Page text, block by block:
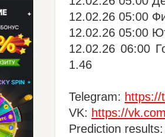
12.02.26 05:00
12.02.26 05:00
12.02.26 06:00
1.46
Telegram: https://
VK: https://
Prediction